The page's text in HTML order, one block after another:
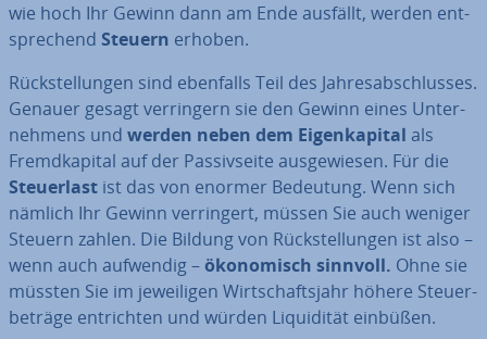
wie hoch Ihr Gewinn dann am Ende ausfällt, werden ent­
spre­chend Steuern erhoben.
Rück­stel­lun­gen sind ebenfalls Teil des Jah­res­ab­schlus­ses.
Genauer gesagt ver­rin­gern sie den Gewinn eines Un­ter­
neh­mens und werden neben dem Ei­gen­ka­pi­tal als
Fremd­ka­pi­tal auf der Pas­siv­sei­te aus­ge­wie­sen. Für die
Steu­er­last ist das von enormer Bedeutung. Wenn sich
nämlich Ihr Gewinn ver­rin­gert, müssen Sie auch weniger
Steuern zahlen. Die Bildung von Rück­stel­lun­gen ist also –
wenn auch aufwendig –öko­no­misch sinnvoll. Ohne sie
müssten Sie im je­wei­li­gen Wirt­schafts­jahr höhere Steu­er­
be­trä­ge ent­rich­ten und würden Li­qui­di­tät einbüßen.